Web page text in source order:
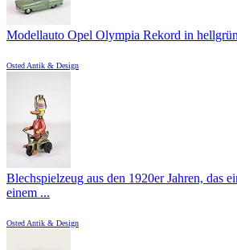
Modellauto Opel Olympia Rekord in
Osted Antik & Design
Blechspielzeug aus den 1920er Jahren, das
einem ...
Osted Antik & Design